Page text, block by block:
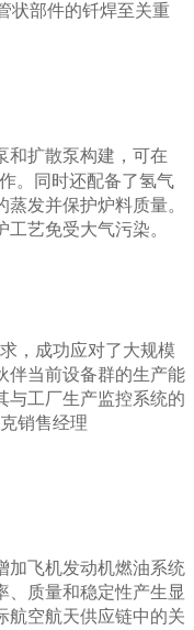
状部件的钎焊至关重
和扩散泵构建，可在
作。同时还配备了氢气
发并保护炉料质量。
艺免受大气污染。
，成功应对了大规模
伴当前设备群的生产能
与工厂生产监控系统的
销售经理
加飞机发动机燃油系统
、质量和稳定性产生显
航空航天供应链中的关